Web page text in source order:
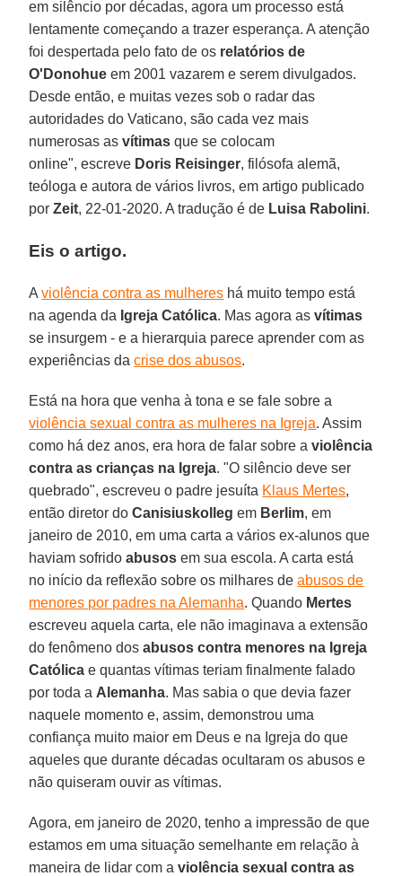
em silêncio por décadas, agora um processo está
lentamente começando a trazer esperança. A atenção
foi despertada pelo fato de os relatórios de
O'Donohue em 2001 vazarem e serem divulgados.
Desde então, e muitas vezes sob o radar das
autoridades do Vaticano, são cada vez mais
numerosas asvítimas que se colocam
online", escreve Doris Reisinger, filósofa alemã,
teóloga e autora de vários livros, em artigo publicado
porZeit, 22-01-2020. A tradução é de Luisa Rabolini.
Eis o artigo.
Aviolência contra as mulheres há muito tempo está
na agenda da Igreja Católica. Mas agora asvítimas
se insurgem - e a hierarquia parece aprender com as
experiências dacrise dos abusos.
Está na hora que venha à tona e se fale sobre a
violência sexual contra as mulheres na Igreja. Assim
como há dez anos, era hora de falar sobre aviolência
contra as crianças na Igreja. "O silêncio deve ser
quebrado", escreveu o padre jesuíta Klaus Mertes,
então diretor doCanisiuskolleg em Berlim, em
janeiro de 2010, em uma carta a vários ex-alunos que
haviam sofridoabusos em sua escola. A carta está
no início da reflexão sobre os milhares deabusos de
menores por padres na Alemanha. Quando Mertes
escreveu aquela carta, ele não imaginava a extensão
do fenômeno dosabusos contra menores na Igreja
Católica e quantas vítimas teriam finalmente falado
por toda a Alemanha. Mas sabia o que devia fazer
naquele momento e, assim, demonstrou uma
confiança muito maior em Deus e na Igreja do que
aqueles que durante décadas ocultaram os abusos e
não quiseram ouvir as vítimas.
Agora, em janeiro de 2020, tenho a impressão de que
estamos em uma situação semelhante em relação à
maneira de lidar com aviolência sexual contra as